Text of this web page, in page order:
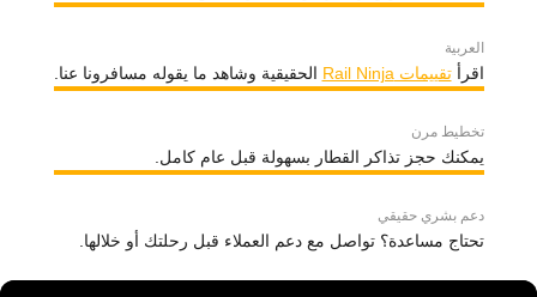
العربية
اقرأتقييمات Rail Ninja الحقيقية وشاهد ما يقوله مسافرونا عنا.
تخطيط مرن
يمكنك حجز تذاكر القطار بسهولة قبل عام كامل.
دعم بشري حقيقي
تحتاج مساعدة؟ تواصل مع دعم العملاء قبل رحلتك أو خلالها.